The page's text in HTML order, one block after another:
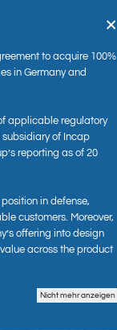
×
to acquire 100%
in Germany and
applicable regulatory
subsidiary of Incap
reporting as of 20
in defense,
customers. Moreover,
offering into design
across the product
Nicht mehr anzeigen